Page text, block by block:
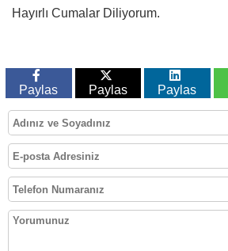
Hayırlı Cumalar Diliyorum.
Paylas Paylas Paylas